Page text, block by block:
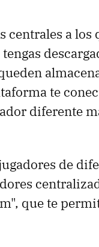
a los
te
diferente
de
que te